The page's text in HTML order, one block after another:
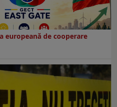
europeană de cooperare